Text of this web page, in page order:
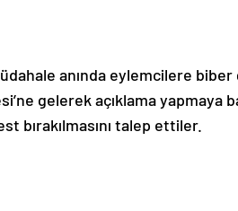
anında eylemcilere biber
gelerek açıklama yapmaya
bırakılmasını talep ettiler.